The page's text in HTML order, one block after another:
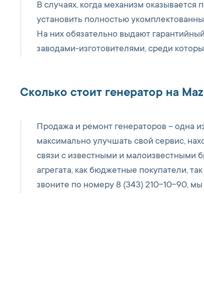
В случаях, когда механизм
установить полностью
На них обязательно выдают
заводами-изготовителями, среди
Сколько стоит генератор на
Продажа и ремонт генераторов – одна
максимально улучшать свой сервис,
связи с известными и малоизвестными
агрегата, как бюджетные покупатели,
звоните по номеру 8 (343) 210-10-90,